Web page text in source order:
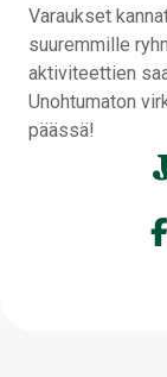
Varaukset
suuremmille
aktiviteettien
Unohtumaton
päässä!